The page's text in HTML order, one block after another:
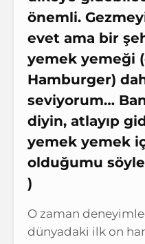
önemli.
evet ama bir
yemek yemeği
Hamburger)
seviyorum…
diyin, atlayıp
yemek yemek
olduğumu
)
O zaman
dünyadaki ilk on